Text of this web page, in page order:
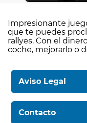
Impresionante
que te puedes
rallyes. Con el
coche, mejorarlo o
Aviso Legal
Contacto